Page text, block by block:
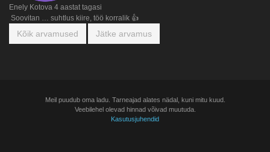
Enely Kotova 4 aastat tagasi
Soovitan … suhtlus kiire, töö korralik 👍
Kõik arvamused Jätke arvamus
Meil puudub oma ladu. Tarneajad alates nädal, kuni mitu kuud.
Veebilehel olevad hinnad võivad muutuda.
Kasutusjuhendid